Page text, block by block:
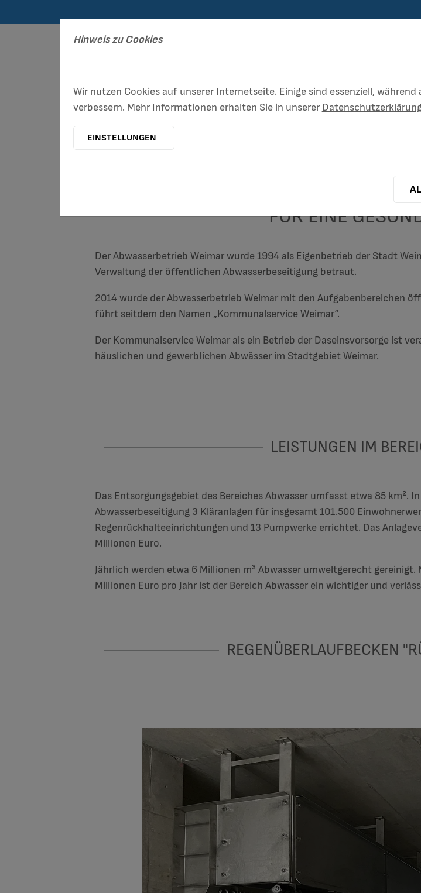
ENTSORGUNG/
STADTREINIGUNG
FÜR EINE
Der Abwasserbetrieb Weimar wurde 1994 als Eigenbetrieb der Stadt
Verwaltung der öffentlichen Abwasserbeseitigung betraut.
2014 wurde der Abwasserbetrieb Weimar mit den Aufgabenbereichen
führt seitdem den Namen „Kommunalservice Weimar“.
Der Kommunalservice Weimar als ein Betrieb der Daseinsvorsorge ist
häuslichen und gewerblichen Abwässer im Stadtgebiet Weimar.
LEISTUNGEN IM
Das Entsorgungsgebiet des Bereiches Abwasser umfasst etwa 85
Abwasserbeseitigung 3 Kläranlagen für insgesamt 101.500
Regenrückhalteeinrichtungen und 13 Pumpwerke errichtet. Das
Millionen Euro.
Jährlich werden etwa 6 Millionen m³ Abwasser umweltgerecht
Millionen Euro pro Jahr ist der Bereich Abwasser ein wichtiger und
REGENÜBERLAUFBECKEN
Hinweis zu Cookies
Wir nutzen Cookies auf unserer Internetseite. Einige sind essenziell,
verbessern. Mehr Informationen erhalten Sie in unserer
EINSTELLUNGEN